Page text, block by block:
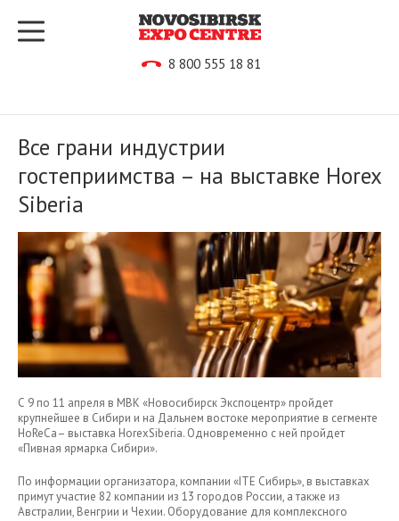
8 800 555 18 81
Все грани индустрии
гостеприимства – на выставке Horex
Siberia
С 9 по 11 апреля в МВК «Новосибирск Экспоцентр» пройдет
крупнейшее в Сибири и на Дальнем востоке мероприятие в сегменте
HoReCa– выставка HorexSiberia. Одновременно с ней пройдет
«Пивная ярмарка Сибири».
По информации организатора, компании «ITE Сибирь», в выставках
примут участие 82 компании из 13 городов России, а также из
Австралии, Венгрии и Чехии. Оборудование для комплексного